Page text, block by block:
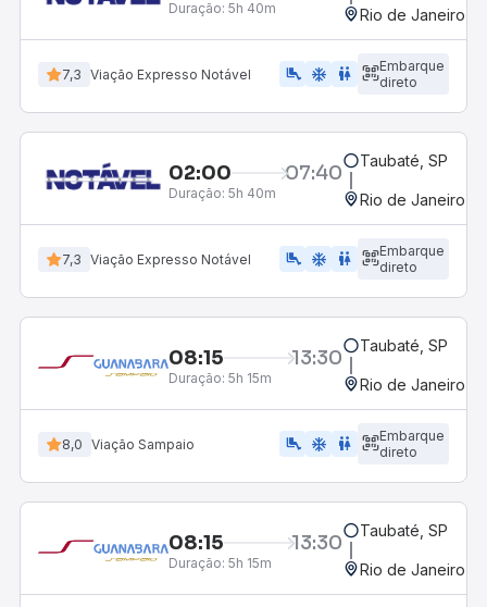
Duração: 5h 40m Rio de Janeiro,
7,3 Viação Expresso Notável airline_seat_legroom_extra ac_unit WC
Embarque
direto
02:00 07:40
Duração: 5h 40m
Taubaté, SP
Rio de Janeiro,
7,3 Viação Expresso Notável airline_seat_legroom_extra ac_unit WC
Embarque
direto
08:15 13:30
Duração: 5h 15m
Taubaté, SP
Rio de Janeiro,
8,0 Viação Sampaio airline_seat_legroom_extra ac_unit WC
Embarque
direto
08:15 13:30
Duração: 5h 15m
Taubaté, SP
Rio de Janeiro,